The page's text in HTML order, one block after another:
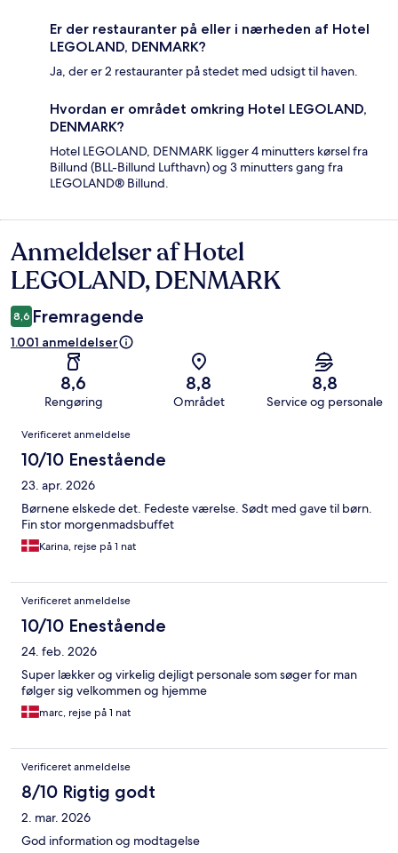
Er der restauranter på eller i nærheden af Hotel
LEGOLAND, DENMARK?
Ja, der er 2 restauranter på stedet med udsigt til haven.
Hvordan er området omkring Hotel LEGOLAND,
DENMARK?
Hotel LEGOLAND, DENMARK ligger 4 minutters kørsel fra
Billund (BLL-Billund Lufthavn) og 3 minutters gang fra
LEGOLAND® Billund.
Anmeldelser
Anmeldelser af Hotel
LEGOLAND, DENMARK
8,6 Fremragende
1.001 anmeldelser
8,6
Rengøring
8,8
Området
8,8
Service og personale
Anmeldelser
Verificeret anmeldelse
10/10 Enestående
23. apr. 2026
Børnene elskede det. Fedeste værelse. Sødt med gave til børn.
Fin stor morgenmadsbuffet
Karina, rejse på 1 nat
Verificeret anmeldelse
10/10 Enestående
24. feb. 2026
Super lækker og virkelig dejligt personale som søger for man
følger sig velkommen og hjemme
marc, rejse på 1 nat
Verificeret anmeldelse
8/10 Rigtig godt
2. mar. 2026
God information og modtagelse